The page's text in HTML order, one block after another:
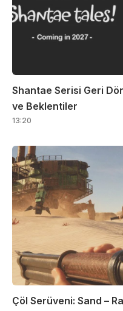
Shantae Serisi Geri
ve Beklentiler
13:20
Çöl Serüveni: Sand –